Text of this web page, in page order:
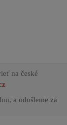
na české
a odošleme za